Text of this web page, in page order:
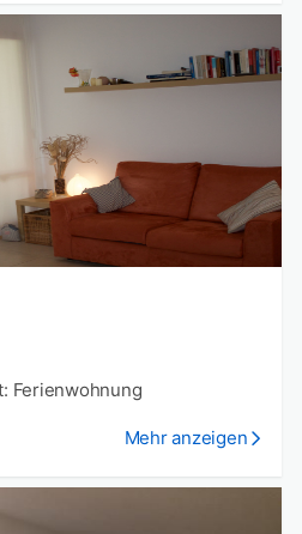
Ferienwohnung
Mehr anzeigen